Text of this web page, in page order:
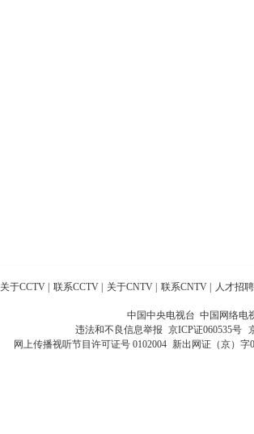
关于CCTV 联系CCTV 关于CNTV 联系CNTV 人才招聘
中国中央电视台 中国网络电
违法和不良信息举报 京ICP证060535号
网上传播视听节目许可证号 0102004 新出网证（京）